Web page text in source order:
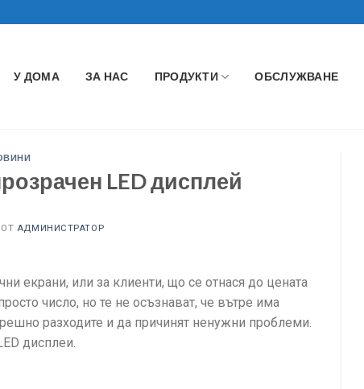
У ДОМА ЗА НАС ПРОДУКТИ ОБСЛУЖВАНЕ
LED дисплей
ОТ АДМИНИСТРАТОР
екрани, или за клиенти, що се отнася до цената
число, но те не осъзнават, че вътре има
разходите и да причинят ненужни проблеми.
дисплеи.